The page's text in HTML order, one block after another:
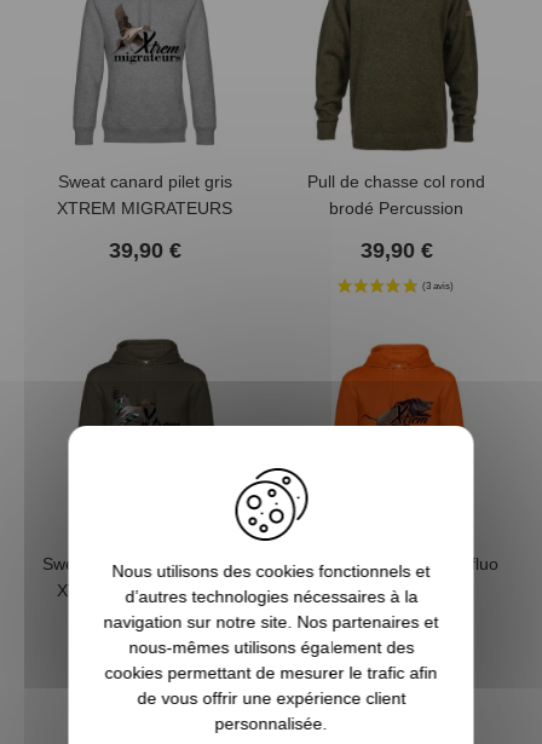
Sweat canard pilet gris
XTREM MIGRATEURS
39,90 €
Pull de chasse col rond
brodé Percussion
39,90 €
Sweat canard sarcelle kaki
XTREM MIGRATEURS
39,90 €
Sweat sanglier orange fluo
XTREM WILDBOAR
39,90 €
Nous utilisons des cookies fonctionnels et
d’autres technologies nécessaires à la
navigation sur notre site. Nos partenaires et
nous-mêmes utilisons également des
cookies permettant de mesurer le trafic afin
de vous offrir une expérience client
personnalisée.